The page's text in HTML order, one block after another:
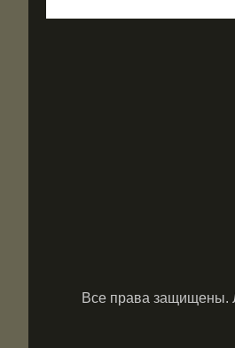
Все права защищены.